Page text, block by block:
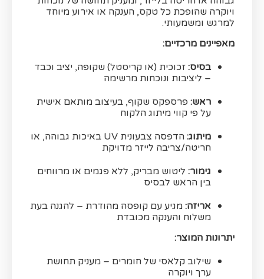
ויוקרה שהופכת כל טקס, הענקה או אירוע מיוחד
למרגש ומשמעותי.
מאפיינים מרכזיים:
בסיס: זכוכית (או קריסטל) שקופה, יציב וכבד
– ליציבות ונוכחות מרשימה
ראש: פרספקס שקוף, בעיצוב מותאם אישית
על פי קווי מיתוג הלקוח
מיתוג:
הדפסה צבעונית UV באיכות גבוהה, או
חריטה/צריבה לייזר מדויקת
גימור: ליטוש מבריק, ללא פגמים או מרווחים
בין הראש לבסיס
אריזה: מגיע עם קופסה מהודרת – להגנה בעת
משלוח והענקה מכובדת
יתרונות המוצר:
שילוב קלאסי של חומרים – מעניק תחושת
ערך ויוקרה